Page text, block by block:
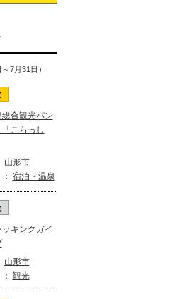
7月31日）
合観光パン
こらっし
山形市
宿泊・温泉
キングガイ
山形市
観光